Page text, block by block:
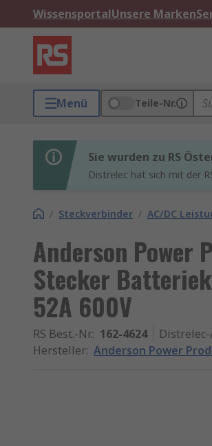
WissensportalUnsere Marken
Menü Teile-Nr.
Sie wurden zu RS
Distrelec hat sich mit der
/ Steckverbinder / AC/DC
Anderson Power
Stecker
52A 600V
RS Best.-Nr.: 162-4624
Hersteller: Anderson Power